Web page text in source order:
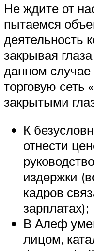
Не ждите от
пытаемся
деятельность
закрывая
данном
торговую сеть
закрытыми
К
отнести
издержки
кадров
зарплатах);
В Алеф
лицом,